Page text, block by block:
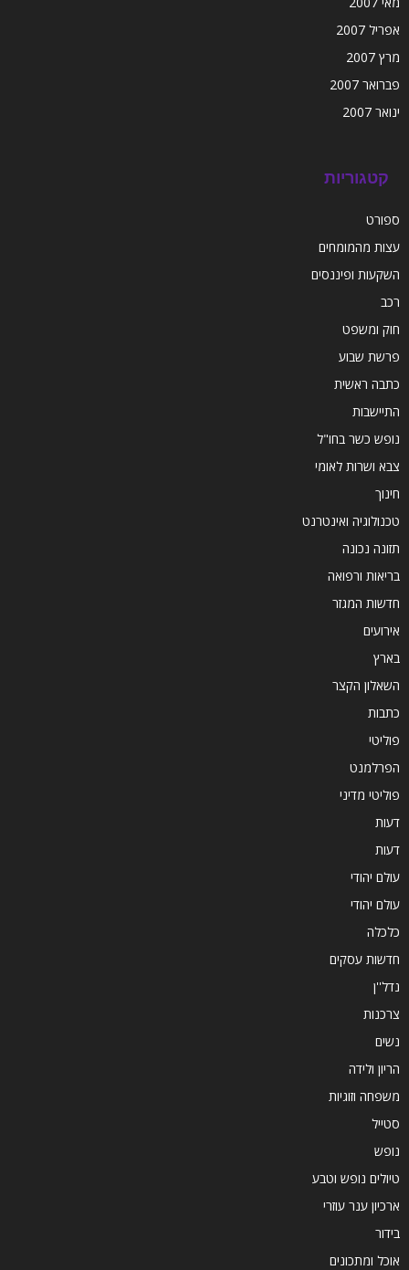
אפריל 2007
מרץ 2007
פברואר 2007
ינואר 2007
קטגוריות
ספורט
עצות מהמומחים
השקעות ופיננסים
רכב
חוק ומשפט
פרשת שבוע
כתבה ראשית
התיישבות
נופש כשר בחו"ל
צבא ושרות לאומי
חינוך
טכנולוגיה ואינטרנט
תזונה נכונה
בריאות ורפואה
חדשות המגזר
אירועים
בארץ
השאלון הקצר
כתבות
פוליטי
הפרלמנט
פוליטי מדיני
דעות
דעות
עולם יהודי
עולם יהודי
כלכלה
חדשות עסקים
נדל''ן
צרכנות
נשים
הריון ולידה
משפחה וזוגיות
סטייל
נופש
טיולים נופש וטבע
ארכיון ענר עוזרי
בידור
אוכל ומתכונים